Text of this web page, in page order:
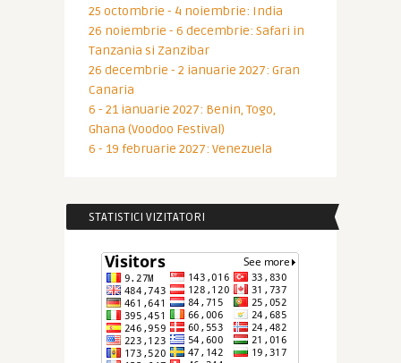
25 octombrie - 4 noiembrie: India
26 noiembrie - 6 decembrie: Safari in
Tanzania si Zanzibar
26 decembrie - 2 ianuarie 2027: Gran
Canaria
6 - 21 ianuarie 2027: Benin, Togo,
Ghana (Voodoo Festival)
6 - 19 februarie 2027: Venezuela
STATISTICI VIZITATORI